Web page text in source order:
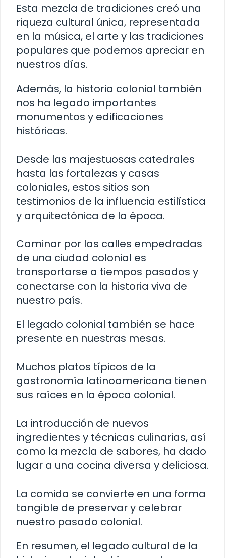
Esta mezcla de tradiciones creó una
riqueza cultural única, representada
en la música, el arte y las tradiciones
populares que podemos apreciar en
nuestros días.
Además, la historia colonial también
nos ha legado importantes
monumentos y edificaciones
históricas.
Desde las majestuosas catedrales
hasta las fortalezas y casas
coloniales, estos sitios son
testimonios de la influencia estilística
y arquitectónica de la época.
Caminar por las calles empedradas
de una ciudad colonial es
transportarse a tiempos pasados y
conectarse con la historia viva de
nuestro país.
El legado colonial también se hace
presente en nuestras mesas.
Muchos platos típicos de la
gastronomía latinoamericana tienen
sus raíces en la época colonial.
La introducción de nuevos
ingredientes y técnicas culinarias, así
como la mezcla de sabores, ha dado
lugar a una cocina diversa y deliciosa.
La comida se convierte en una forma
tangible de preservar y celebrar
nuestro pasado colonial.
En resumen, el legado cultural de la